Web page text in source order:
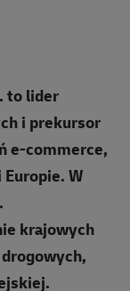
to lider
i prekursor
e-commerce,
W
krajowych